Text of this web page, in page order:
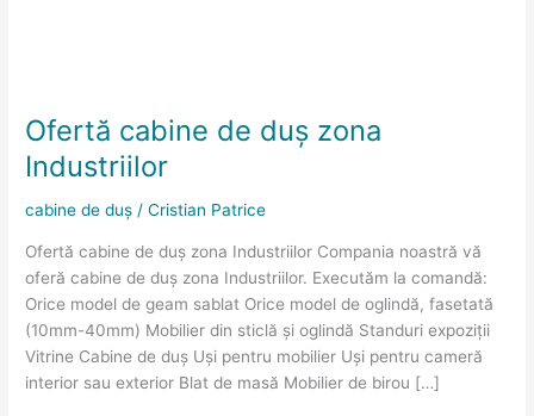
Ofertă cabine de duș zona
Industriilor
cabine de duș /Cristian Patrice
Ofertă cabine de duș zona Industriilor Compania noastră vă
oferă cabine de duș zona Industriilor. Executăm la comandă:
Orice model de geam sablat Orice model de oglindă, fasetată
(10mm-40mm) Mobilier din sticlă și oglindă Standuri expoziții
Vitrine Cabine de duș Uși pentru mobilier Uși pentru cameră
interior sau exterior Blat de masă Mobilier de birou […]
de
duș
zona
Industriilor